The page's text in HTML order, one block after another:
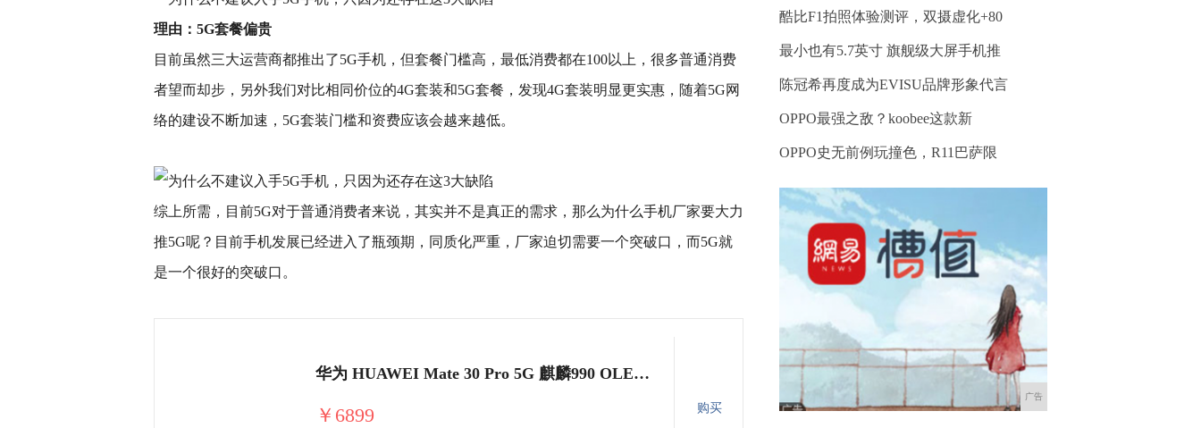
理由：5G套餐偏贵
目前虽然三大运营商都推出了5G手机，但套餐门槛高，最低消费都在100以上，很多普通消费
者望而却步，另外我们对比相同价位的4G套装和5G套餐，发现4G套装明显更实惠，随着5G网
络的建设不断加速，5G套装门槛和资费应该会越来越低。
综上所需，目前5G对于普通消费者来说，其实并不是真正的需求，那么为什么手机厂家要大力
推5G呢？目前手机发展已经进入了瓶颈期，同质化严重，厂家迫切需要一个突破口，而5G就
是一个很好的突破口。
华为 HUAWEI Mate 30 Pro 5G 麒麟990 OLED环幕屏双4000万徕卡电影四摄8GB+256GB丹霞橙5G全网通手机
￥6899 购买
酷比F1拍照体验测评，双摄虚化+80
最小也有5.7英寸 旗舰级大屏手机推
陈冠希再度成为EVISU品牌形象代言
OPPO最强之敌？koobee这款新
OPPO史无前例玩撞色，R11巴萨限
广告